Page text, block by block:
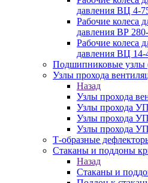
давления ВЦ 4-
Рабочие колеса
давления ВР
Рабочие колеса
давления ВЦ 14-
Подшипниковые узлы
Узлы прохода
Назад
Узлы прохода
Узлы прохода
Узлы прохода
Узлы прохода
Т-образные
Стаканы и поддоны
Назад
Стаканы и